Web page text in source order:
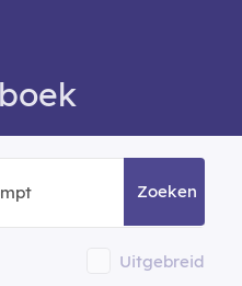
Zoeken
Uitgebreid